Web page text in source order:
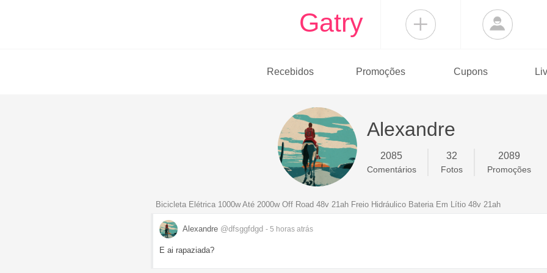
Gatry
Recebidos Promoções Cupons
Alexandre
2085
Comentários
32
Fotos
2089
Promoções
Bicicleta Elétrica 1000w Até 2000w Off Road 48v 21ah Freio Hidráulico Bateria Em Lítio 48v 21ah
Alexandre @dfsggfdgd - 5 horas atrás
E ai rapaziada?